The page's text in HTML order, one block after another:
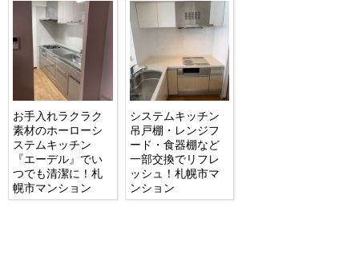
お手入れラクラク
素材のホーローシ
ステムキッチン
『エーデル』でい
つでも清潔に！札
幌市マンション
システムキッチン
吊戸棚・レンジフ
ード・食器棚など
一部交換でリフレ
ッシュ！札幌市マ
ンション